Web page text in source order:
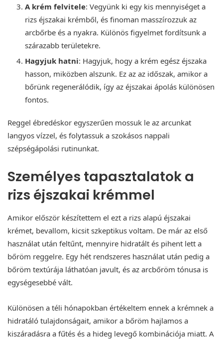
A krém felvitele: Vegyünk ki egy kis mennyiséget a
rizs éjszakai krémből, és finoman masszírozzuk az
arcbőrbe és a nyakra. Különös figyelmet fordítsunk a
szárazabb területekre.
Hagyjuk hatni: Hagyjuk, hogy a krém egész éjszaka
hasson, miközben alszunk. Ez az az időszak, amikor a
bőrünk regenerálódik, így az éjszakai ápolás különösen
fontos.
Reggel ébredéskor egyszerűen mossuk le az arcunkat
langyos vízzel, és folytassuk a szokásos nappali
szépségápolási rutinunkat.
Személyes tapasztalatok a
rizs éjszakai krémmel
Amikor először készítettem el ezt a rizs alapú éjszakai
krémet, bevallom, kicsit szkeptikus voltam. De már az első
használat után feltűnt, mennyire hidratált és pihent lett a
bőröm reggelre. Egy hét rendszeres használat után pedig a
bőröm textúrája láthatóan javult, és az arcbőröm tónusa is
egységesebbé vált.
Különösen a téli hónapokban értékeltem ennek a krémnek a
hidratáló tulajdonságait, amikor a bőröm hajlamos a
kiszáradásra a fűtés és a hideg levegő kombinációja miatt. A